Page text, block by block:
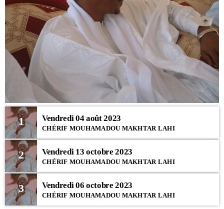
1 Vendredi 04 août 2023
CHÉRIF MOUHAMADOU MAKHTAR LAHI
2 Vendredi 13 octobre 2023
CHÉRIF MOUHAMADOU MAKHTAR LAHI
3 Vendredi 06 octobre 2023
CHÉRIF MOUHAMADOU MAKHTAR LAHI